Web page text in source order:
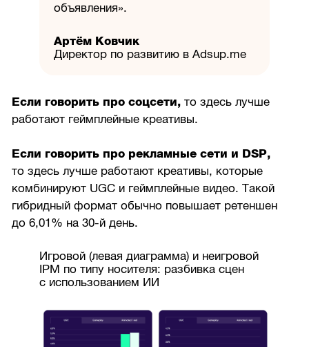
объявления».
Артём Ковчик
Директор по развитию в Adsup.me
Если говорить про соцсети, то здесь лучше
работают геймплейные креативы.
Если говорить про рекламные сети и DSP,
то здесь лучше работают креативы, которые
комбинируют UGC и геймплейные видео. Такой
гибридный формат обычно повышает ретеншен
до 6,01% на30-й день.
Игровой (левая диаграмма) и неигровой
IPM по типу носителя: разбивка сцен
с использованием ИИ